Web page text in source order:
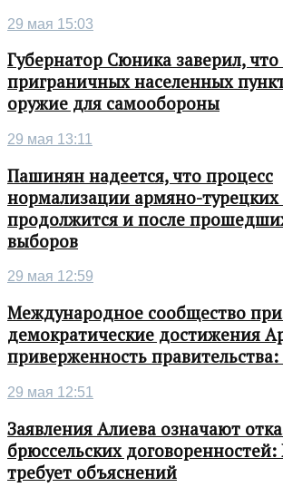
29 мая 15:03
Губернатор Сюника заверил, что
приграничных населенных
оружие для самообороны
29 мая 13:11
Пашинян надеется, что процесс
нормализации армяно-
продолжится и после
выборов
29 мая 12:59
Международное сообщество
демократические достижения
приверженность
29 мая 12:51
Заявления Алиева означают
брюссельских
требует объяснений